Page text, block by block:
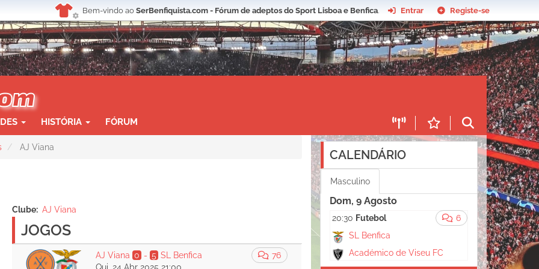
Bem-vindo ao SerBenfiquista.com - Fórum de adeptos do Sport Lisboa e Benfica. Entrar Registe-se
HISTÓRIA FÓRUM
AJ Viana
Clube AJ Viana
JOGOS
76
AJ Viana 0 - 5 SL Benfica
CALENDÁRIO
Masculino
Dom, 9 Agosto
6
20:30 Futebol
SL Benfica
Académico de Viseu FC